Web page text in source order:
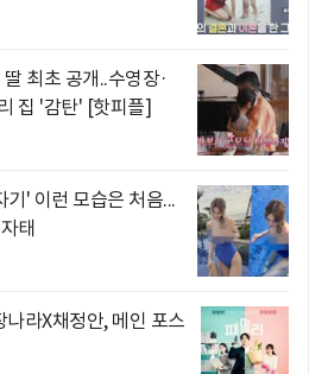
최초 공개..수영장·
집 '감탄' [핫피플]
기' 이런 모습은 처음...
태
라X채정안, 메인 포스